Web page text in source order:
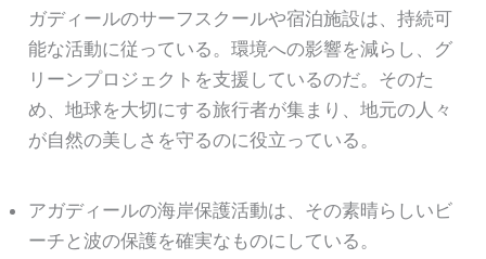
ガディールのサーフスクールや宿泊施設は、持続可
能な活動に従っている。環境への影響を減らし、グ
リーンプロジェクトを支援しているのだ。そのた
め、地球を大切にする旅行者が集まり、地元の人々
が自然の美しさを守るのに役立っている。
アガディールの海岸保護活動は、その素晴らしいビ
ーチと波の保護を確実なものにしている。